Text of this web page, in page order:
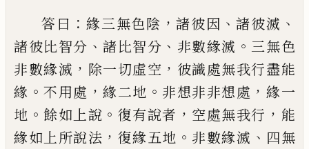
答曰 ： 緣三無色陰 ，諸彼因 、諸彼滅 、
諸彼比智分 、諸比智分 、 非數緣滅 。 三無色
非數緣滅 ， 除一切虛空 ， 彼識處無我行盡能
緣 。不用處 ， 緣二地 。 非想非非想處 ， 緣一
地 。餘如上說 。 復有說者 ， 空處無我行 ， 能
緣如 上所說法 ， 復緣五地 。 非數緣滅 、 四無